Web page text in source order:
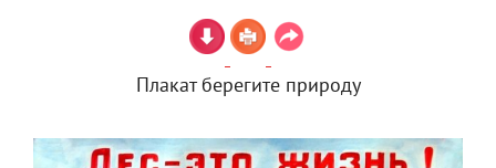
Плакат берегите природу